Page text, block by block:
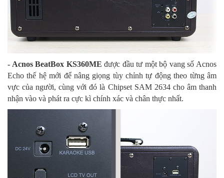
- Acnos BeatBox KS360ME được đầu tư một bộ vang số Acnos
Echo thế hệ mới để nâng giọng tùy chỉnh tự động theo từng âm
vực của người, cùng với đó là Chipset SAM 2634 cho âm thanh
nhận vào và phát ra cực kì chính xác và chân thực nhất.